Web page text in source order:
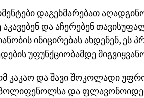
დაგეხმარებათ
და აჩერებენ
ინიცირებას ახდენენ, ეს
უფუნქციობამდე
კაკაო და შავი შოკოლადი
და